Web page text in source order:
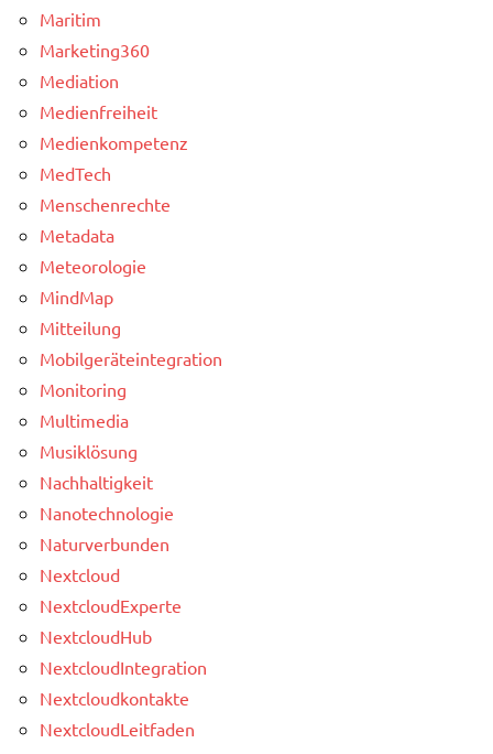
Maritim
Marketing360
Mediation
Medienfreiheit
Medienkompetenz
MedTech
Menschenrechte
Metadata
Meteorologie
MindMap
Mitteilung
Mobilgeräteintegration
Monitoring
Multimedia
Musiklösung
Nachhaltigkeit
Nanotechnologie
Naturverbunden
Nextcloud
NextcloudExperte
NextcloudHub
NextcloudIntegration
Nextcloudkontakte
NextcloudLeitfaden